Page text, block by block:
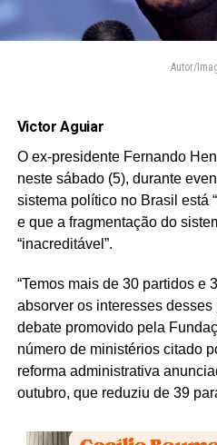
Autor/
Victor Aguiar
O ex-presidente Fernando
neste sábado (5), durante
sistema político no Brasil está
e que a fragmentação do
“inacreditável”.
“Temos mais de 30 partidos e
absorver os interesses desses
debate promovido pela
número de ministérios citado
reforma administrativa
outubro, que reduziu de 39